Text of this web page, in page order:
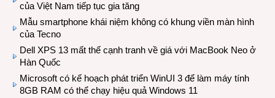
của Việt Nam tiếp tục gia tăng
Mẫu smartphone khái niệm không có khung viền màn hình
của Tecno
Dell XPS 13 mất thế cạnh tranh về giá với MacBook Neo ở
Hàn Quốc
Microsoft có kế hoạch phát triển WinUI 3 để làm máy tính
8GB RAM có thể chạy hiệu quả Windows 11